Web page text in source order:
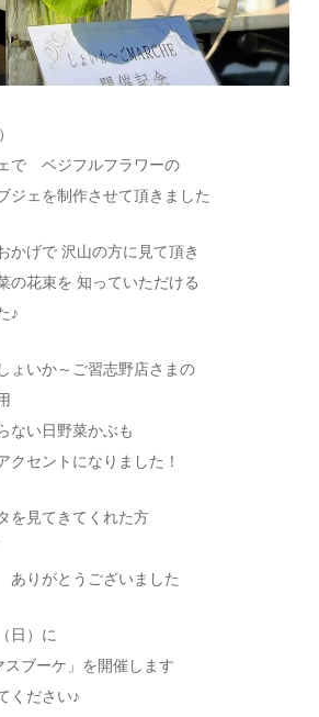
で ベジフルフラワーの
ジェを制作させて頂きました
かげで 沢山の方に見て頂き
の花束を 知っていただける
♪
ょいか～ご習志野店さまの
ない日野菜かぶも
クセントになりました！
を見てきてくれた方
りがとうございました
日）に
スブーケ」を開催します
ください♪